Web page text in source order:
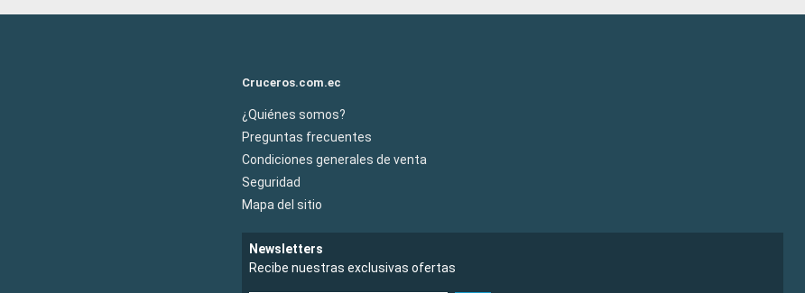
Cruceros.com.ec
¿Quiénes somos?
Preguntas frecuentes
Condiciones generales de venta
Seguridad
Mapa del sitio
Newsletters
Recibe nuestras exclusivas ofertas